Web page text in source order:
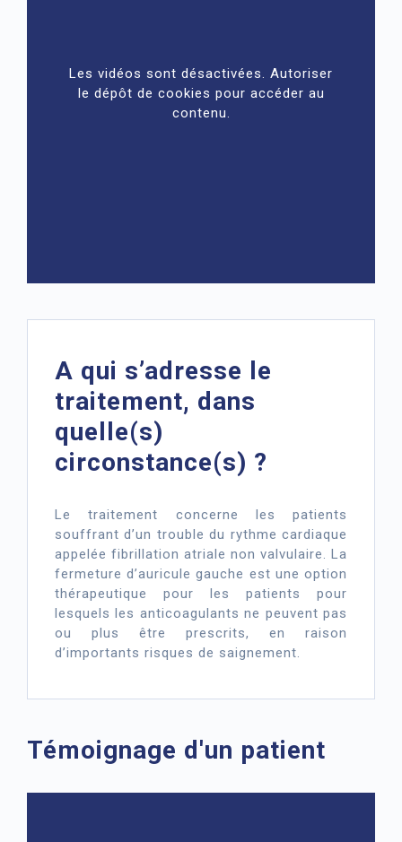
Les vidéos sont désactivées. Autoriser
le dépôt de cookies pour accéder au
contenu.
A qui s’adresse le
traitement, dans
quelle(s)
circonstance(s) ?
Le traitement concerne les patients
souffrant d’un trouble du rythme cardiaque
appelée fibrillation atriale non valvulaire. La
fermeture d’auricule gauche est une option
thérapeutique pour les patients pour
lesquels les anticoagulants ne peuvent pas
ou plus être prescrits, en raison
d’importants risques de saignement.
Témoignage d'un patient